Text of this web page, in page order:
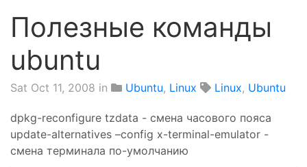
Полезные команды
ubuntu
Sat Oct 11, 2008 in Ubuntu, Linux Linux, Ubuntu
dpkg-reconfigure tzdata - смена часового пояса
update-alternatives –config x-terminal-emulator -
смена терминала по-умолчанию